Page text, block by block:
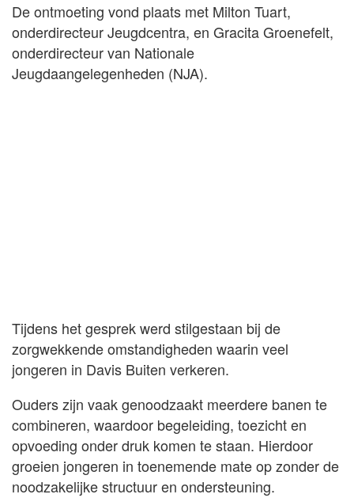
De ontmoeting vond plaats met Milton Tuart,
onderdirecteur Jeugdcentra, en Gracita Groenefelt,
onderdirecteur van Nationale
Jeugdaangelegenheden (NJA).
Tijdens het gesprek werd stilgestaan bij de
zorgwekkende omstandigheden waarin veel
jongeren in Davis Buiten verkeren.
Ouders zijn vaak genoodzaakt meerdere banen te
combineren, waardoor begeleiding, toezicht en
opvoeding onder druk komen te staan. Hierdoor
groeien jongeren in toenemende mate op zonder de
noodzakelijke structuur en ondersteuning.